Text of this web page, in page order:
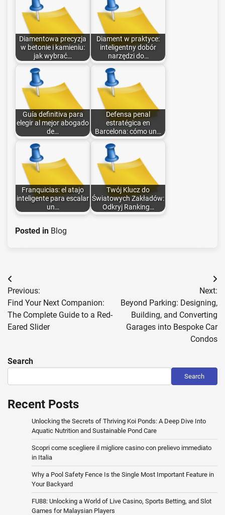
Diamentowa precyzja
w betonie i kamieniu:
jak wybrać…
Diament w praktyce:
inteligentny dobór
narzędzi do…
Guía definitiva para
elegir al mejor abogado
de…
Defensa penal
estratégica en
Barcelona: cómo un…
Franquicias: el atajo
inteligente para escalar
un…
Twój Klucz do
Światowych Zakładów:
Odkryj Ranking…
Posted in Blog
Post
navigation
Previous:
Find Your Next Companion:
The Complete Guide to a Red-
Eared Slider
Next:
Beyond Parking: Designing,
Building, and Converting
Garages into Bespoke Car
Condos
Search
Search
Recent Posts
Unlocking the Secrets of Thriving Koi Ponds: A Deep Dive Into
Aquatic Nutrition and Sustainable Pond Care
Scopri come scegliere il migliore casino con prelievo immediato
in Italia
Why a Pool Safety Fence Is the Single Most Important Feature in
Your Backyard
FU88: Unlocking a World of Live Casino, Sports Betting, and Slot
Games for Malaysian Players